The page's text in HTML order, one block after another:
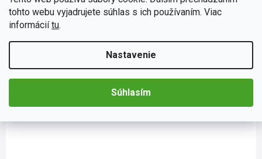
tohto webu vyjadrujete súhlas s ich používaním. Viac
informáciítu.
Nastavenie
Súhlasím
Do košíka
Vône California Scents sú osvedčené osviežovače vzduchu s
koncentrovanou a jemnou vôňou. Vône sú 100 % organické.